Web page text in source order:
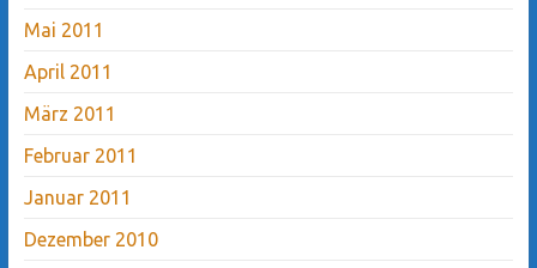
Mai 2011
April 2011
März 2011
Februar 2011
Januar 2011
Dezember 2010